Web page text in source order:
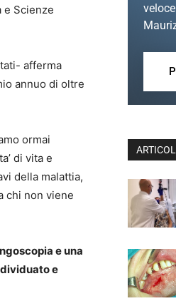
e Scienze
afferma
annuo di oltre
ormai
di vita e
della malattia,
chi non viene
e una
e